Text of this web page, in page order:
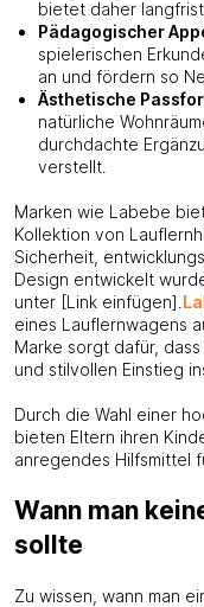
bietet daher
Pädagogischer
spielerischen
an und fördern so
Ästhetische
natürliche
durchdachte
verstellt.
Marken wie Labebe
Kollektion von
Sicherheit,
Design entwickelt
unter [Link einfügen].
eines Lauflernwagens
Marke sorgt dafür,
und stilvollen Einstieg
Durch die Wahl einer
bieten Eltern ihren
anregendes Hilfsmittel
Wann man
sollte
Zu wissen, wann man